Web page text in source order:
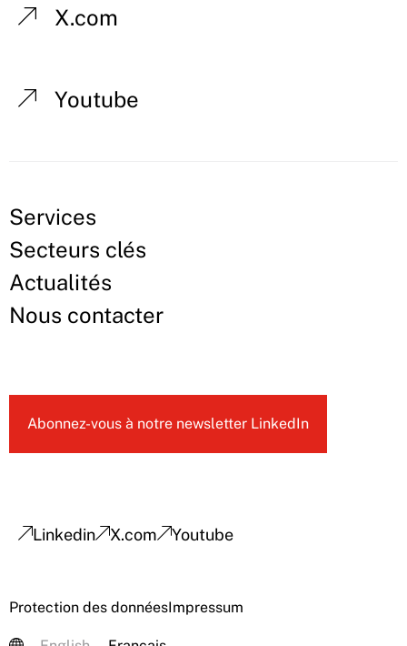
X.com
Youtube
Services
Secteurs clés
Actualités
Nous contacter
Abonnez-vous à notre newsletter LinkedIn
Linkedin X.com Youtube
Protection des donnéesImpressum